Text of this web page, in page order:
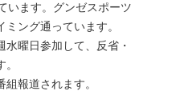
います。グンゼスポーツ
ング通っています。
曜日参加して、反省・
報道されます。